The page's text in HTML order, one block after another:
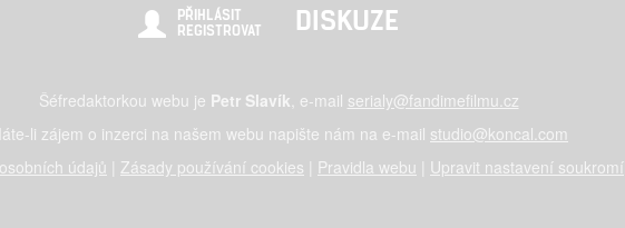
PŘIHLÁSIT
REGISTROVAT
DISKUZE
Šéfredaktorkou webu je Petr Slavík , e-mail serialy@fandimefilmu.cz
li zájem o inzerci na našem webu napište nám na e-mail studio@koncal.com
údajů
Zásady používání cookies Pravidla webu Upravit nastavení soukromí